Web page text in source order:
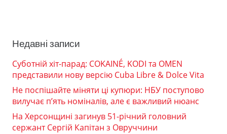
Недавні записи
Суботній хіт-парад: COKAINÉ, KODI та OMEN
представили нову версію Cuba Libre & Dolce Vita
Не поспішайте міняти ці купюри: НБУ поступово
вилучає п’ять номіналів, але є важливий нюанс
На Херсонщині загинув 51-річний головний
сержант Сергій Капітан з Овруччини